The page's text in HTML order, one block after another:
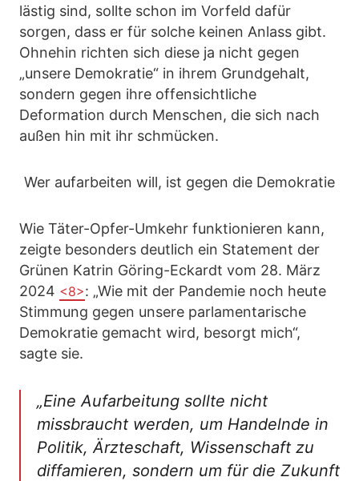
lästig sind, sollte schon im Vorfeld dafür
sorgen, dass er für solche keinen Anlass gibt.
Ohnehin richten sich diese ja nicht gegen
„unsere Demokratie“ in ihrem Grundgehalt,
sondern gegen ihre offensichtliche
Deformation durch Menschen, die sich nach
außen hin mit ihr schmücken.
Wer aufarbeiten will, ist gegen die Demokratie
Wie Täter-Opfer-Umkehr funktionieren kann,
zeigte besonders deutlich ein Statement der
Grünen Katrin Göring-Eckardt vom 28. März
2024 <8>: „Wie mit der Pandemie noch heute
Stimmung gegen unsere parlamentarische
Demokratie gemacht wird, besorgt mich“,
sagte sie.
„Eine Aufarbeitung sollte nicht
missbraucht werden, um Handelnde in
Politik, Ärzteschaft, Wissenschaft zu
diffamieren, sondern um für die Zukunft